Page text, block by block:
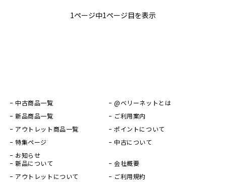
1ページ中1ページ目を表示
中古商品一覧
新品商品一覧
アウトレット商品一覧
特集ページ
お知らせ
@ベリーネットとは
ご利用案内
ポイントについて
中古について
新品について
アウトレットについて
会社概要
ご利用規約